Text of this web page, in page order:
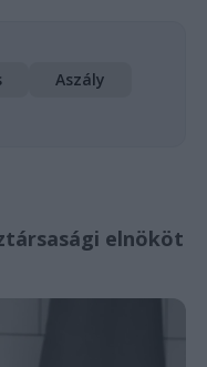
Aszály
elnököt